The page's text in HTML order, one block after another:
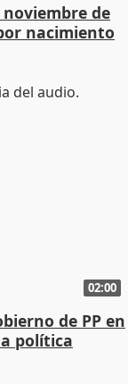
noviembre de
nacimiento
02:00
de PP en
política